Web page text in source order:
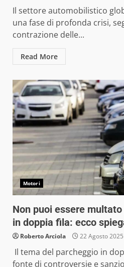
Il settore automobilistico
una fase di profonda crisi,
contrazione delle...
Read More
Motori
Non puoi essere
in doppia fila: ecco
Roberto Arciola 22 Agosto 2025
Il tema del parcheggio in
fonte di controversie e